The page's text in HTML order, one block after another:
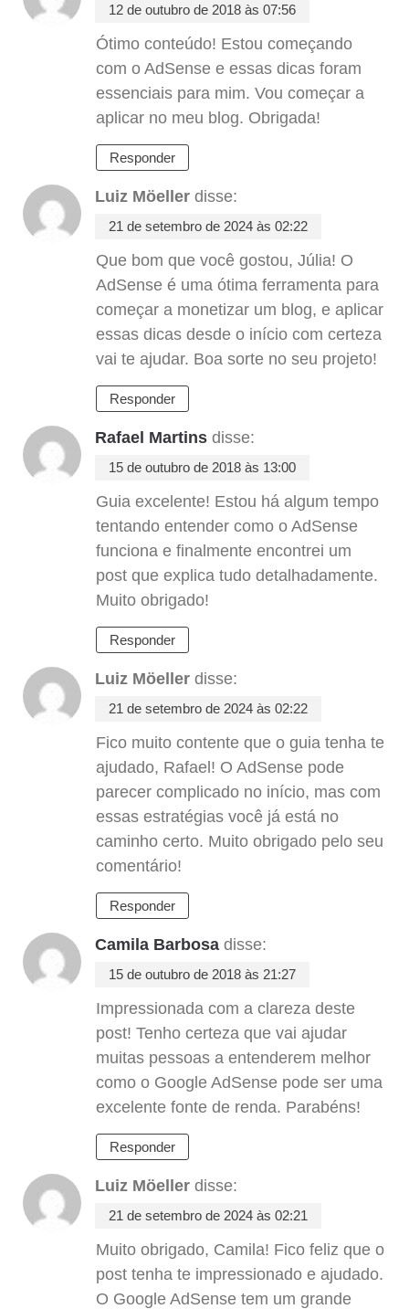
12 de outubro de 2018 às 07:56
Ótimo conteúdo! Estou começando
com o AdSense e essas dicas foram
essenciais para mim. Vou começar a
aplicar no meu blog. Obrigada!
Responder
Luiz Möeller disse:
21 de setembro de 2024 às 02:22
Que bom que você gostou, Júlia! O
AdSense é uma ótima ferramenta para
começar a monetizar um blog, e aplicar
essas dicas desde o início com certeza
vai te ajudar. Boa sorte no seu projeto!
Responder
Rafael Martins disse:
15 de outubro de 2018 às 13:00
Guia excelente! Estou há algum tempo
tentando entender como o AdSense
funciona e finalmente encontrei um
post que explica tudo detalhadamente.
Muito obrigado!
Responder
Luiz Möeller disse:
21 de setembro de 2024 às 02:22
Fico muito contente que o guia tenha te
ajudado, Rafael! O AdSense pode
parecer complicado no início, mas com
essas estratégias você já está no
caminho certo. Muito obrigado pelo seu
comentário!
Responder
Camila Barbosa disse:
15 de outubro de 2018 às 21:27
Impressionada com a clareza deste
post! Tenho certeza que vai ajudar
muitas pessoas a entenderem melhor
como o Google AdSense pode ser uma
excelente fonte de renda. Parabéns!
Responder
Luiz Möeller disse:
21 de setembro de 2024 às 02:21
Muito obrigado, Camila! Fico feliz que o
post tenha te impressionado e ajudado.
O Google AdSense tem um grande